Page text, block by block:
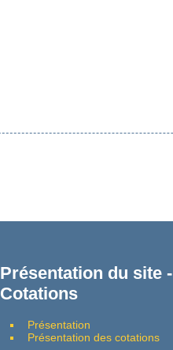
Présentation du site -
Cotations
Présentation
Présentation des cotations